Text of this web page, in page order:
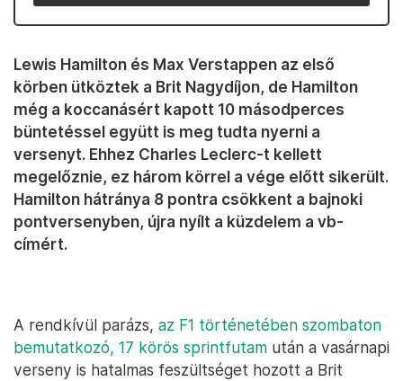
Lewis Hamilton és Max Verstappen az első
körben ütköztek a Brit Nagydíjon, de Hamilton
még a koccanásért kapott 10 másodperces
büntetéssel együtt is meg tudta nyerni a
versenyt. Ehhez Charles Leclerc-t kellett
megelőznie, ez három körrel a vége előtt sikerült.
Hamilton hátránya 8 pontra csökkent a bajnoki
pontversenyben, újra nyílt a küzdelem a vb-
címért.
A rendkívül parázs, az F1 történetében szombaton
bemutatkozó, 17 körös sprintfutam után a vasárnapi
verseny is hatalmas feszültséget hozott a Brit